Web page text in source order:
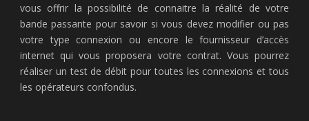
vous offrir la possibilité de connaitre la réalité de votre
bande passante pour savoir si vous devez modifier ou pas
votre type connexion ou encore le fournisseur d’accès
internet qui vous proposera votre contrat. Vous pourrez
réaliser un test de débit pour toutes les connexions et tous
les opérateurs confondus.